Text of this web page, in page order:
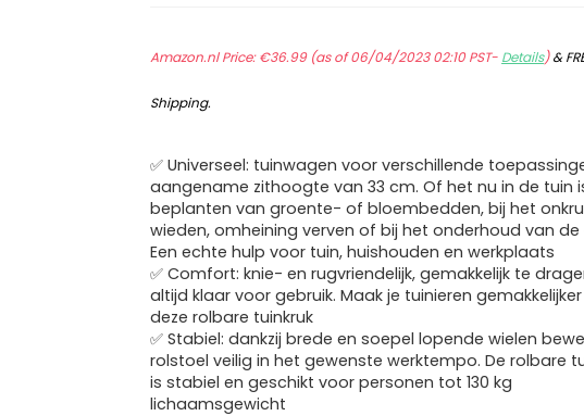
Amazon.nl Price:€36.99(as of 06/04/2023 02:10 PST- Details)&
Shipping.
✅ Universeel: tuinwagen voor verschillende
aangename zithoogte van 33 cm. Of het nu in de tuin
beplanten van groente- of bloembedden, bij het
wieden, omheining verven of bij het onderhoud van de
Een echte hulp voor tuin, huishouden en werkplaats
✅ Comfort: knie- en rugvriendelijk, gemakkelijk te
altijd klaar voor gebruik. Maak je tuinieren
deze rolbare tuinkruk
✅ Stabiel: dankzij brede en soepel lopende wielen
rolstoel veilig in het gewenste werktempo. De rolbare
is stabiel en geschikt voor personen tot 130 kg
lichaamsgewicht